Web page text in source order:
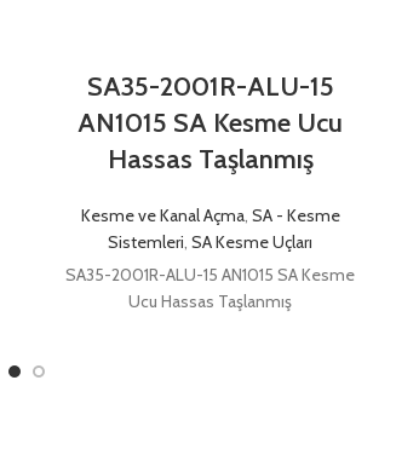
SA35-2001R-ALU-15
AN1015 SA Kesme Ucu
Hassas Taşlanmış
Kesme ve Kanal Açma, SA - Kesme
Sistemleri, SA Kesme Uçları
SA35-2001R-ALU-15 AN1015 SA Kesme
Ucu Hassas Taşlanmış